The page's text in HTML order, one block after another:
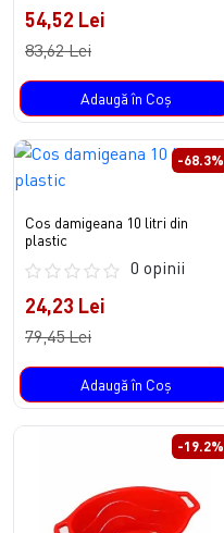
54,52 Lei
83,62 Lei
Adaugă în Coş
-68.3%
Cos damigeana 10 litri din
plastic
0 opinii
24,23 Lei
79,45 Lei
Adaugă în Coş
-19.2%